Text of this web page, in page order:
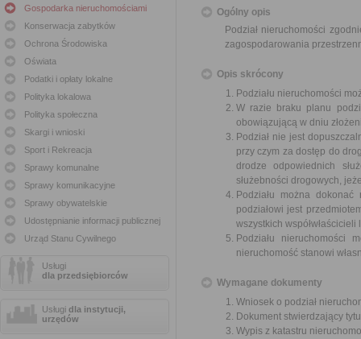
Gospodarka nieruchomościami
Konserwacja zabytków
Ochrona Środowiska
Oświata
Podatki i opłaty lokalne
Polityka lokalowa
Polityka społeczna
Skargi i wnioski
Sport i Rekreacja
Sprawy komunalne
Sprawy komunikacyjne
Sprawy obywatelskie
Udostępnianie informacji publicznej
Urząd Stanu Cywilnego
Usługi
dla przedsiębiorców
Usługi dla instytucji,
urzędów
Ogólny opis
Podział nieruchomości
zagospodarowania
Opis skrócony
Podziału nieruchomości
W razie braku planu
obowiązującą w dniu
Podział nie jest
przy czym za dostęp do
drodze odpowiednich
służebności drogowych,
Podziału można
podziałowi jest
wszystkich współwłaścicieli
Podziału
nieruchomość stanowi
Wymagane dokumenty
Wniosek o podział
Dokument stwierdzający
Wypis z katastru